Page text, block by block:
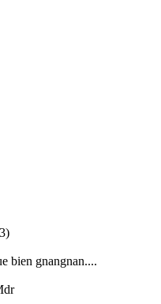
bien gnangnan....